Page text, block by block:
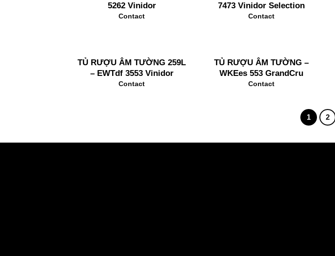
5262 Vinidor
Contact
7473 Vinidor Selection
Contact
TỦ RƯỢU ÂM TƯỜNG 259L
– EWTdf 3553 Vinidor
Contact
TỦ RƯỢU ÂM TƯỜNG –
WKEes 553 GrandCru
Contact
1 2